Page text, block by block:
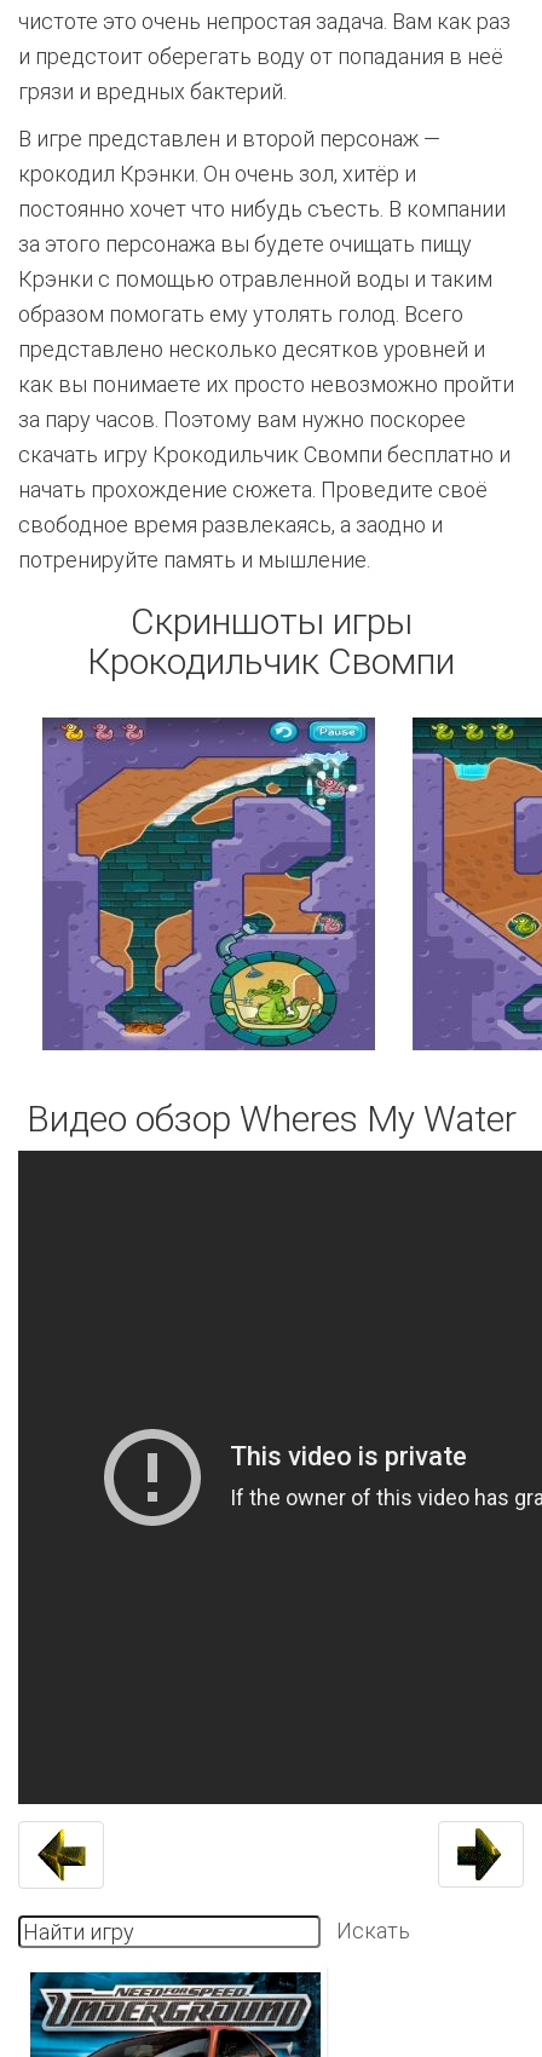
чистоте это очень непростая задача. Вам как раз
и предстоит оберегать воду от попадания в неё
грязи и вредных бактерий.
В игре представлен и второй персонаж —
крокодил Крэнки. Он очень зол, хитёр и
постоянно хочет что нибудь съесть. В компании
за этого персонажа вы будете очищать пищу
Крэнки с помощью отравленной воды и таким
образом помогать ему утолять голод. Всего
представлено несколько десятков уровней и
как вы понимаете их просто невозможно пройти
за пару часов. Поэтому вам нужно поскорее
скачать игру Крокодильчик Свомпи бесплатно и
начать прохождение сюжета. Проведите своё
свободное время развлекаясь, а заодно и
потренируйте память и мышление.
Скриншоты игры
Крокодильчик Свомпи
Видео обзор Wheres My Water